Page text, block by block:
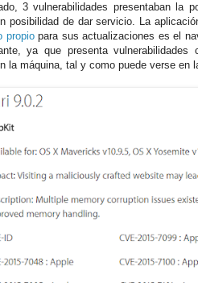
3 vulnerabilidades presentaban la
posibilidad de dar servicio. La
propiopara sus actualizaciones es el
ya que presenta
la máquina, tal y como puede verse en